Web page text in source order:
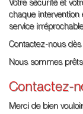
Votre sécurité et
chaque intervention
service
Contactez-nous
Nous sommes
Contactez-
Merci de bien